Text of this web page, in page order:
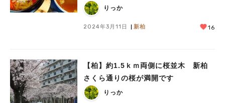
りっか
2024年3月11日 新柏 16
【柏】約1.5ｋｍ両側に桜並木 新柏
さくら通りの桜が満開です
りっか